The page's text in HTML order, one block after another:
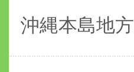
沖縄本島地